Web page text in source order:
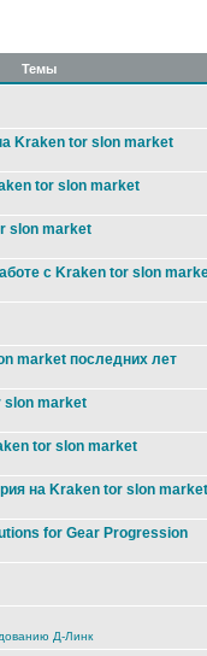
Темы
Kraken tor slon market
tor slon market
slon market
с Kraken tor slon
market последних лет
slon market
tor slon market
на Kraken tor slon market
for Gear Progression
Д-Линк